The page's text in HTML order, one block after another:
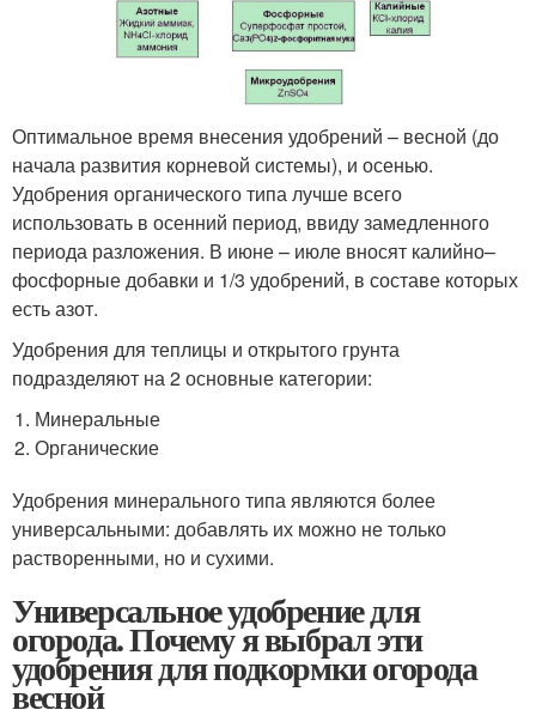
Оптимальное время внесения удобрений – весной (до
начала развития корневой системы), и осенью.
Удобрения органического типа лучше всего
использовать в осенний период, ввиду замедленного
периода разложения. В июне – июле вносят калийно–
фосфорные добавки и 1/3 удобрений, в составе которых
есть азот.
Удобрения для теплицы и открытого грунта
подразделяют на 2 основные категории:
Минеральные
Органические
Удобрения минерального типа являются более
универсальными: добавлять их можно не только
растворенными, но и сухими.
Универсальное удобрение для
огорода. Почему я выбрал эти
удобрения для подкормки огорода
весной